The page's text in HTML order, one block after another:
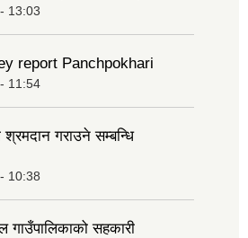
13:03
report Panchpokhari
11:54
श्रमदान गराउने सम्बन्धि
10:38
गाउँपालिकाको सहकारी